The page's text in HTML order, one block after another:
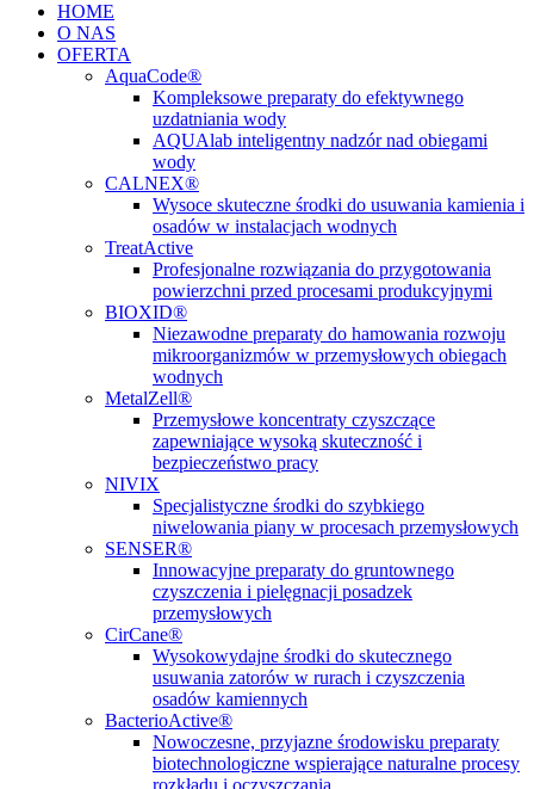
HOME
O NAS
OFERTA
AquaCode®
Kompleksowe preparaty do efektywnego
uzdatniania wody
AQUAlab inteligentny nadzór nad obiegami
wody
CALNEX®
Wysoce skuteczne środki do usuwania kamienia i
osadów w instalacjach wodnych
TreatActive
Profesjonalne rozwiązania do przygotowania
powierzchni przed procesami produkcyjnymi
BIOXID®
Niezawodne preparaty do hamowania rozwoju
mikroorganizmów w przemysłowych obiegach
wodnych
MetalZell®
Przemysłowe koncentraty czyszczące
zapewniające wysoką skuteczność i
bezpieczeństwo pracy
NIVIX
Specjalistyczne środki do szybkiego
niwelowania piany w procesach przemysłowych
SENSER®
Innowacyjne preparaty do gruntownego
czyszczenia i pielęgnacji posadzek
przemysłowych
CirCane®
Wysokowydajne środki do skutecznego
usuwania zatorów w rurach i czyszczenia
osadów kamiennych
BacterioActive®
Nowoczesne, przyjazne środowisku preparaty
biotechnologiczne wspierające naturalne procesy
rozkładu i oczyszczania